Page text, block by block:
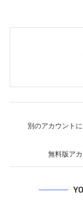
別のアカウント
無料版ア